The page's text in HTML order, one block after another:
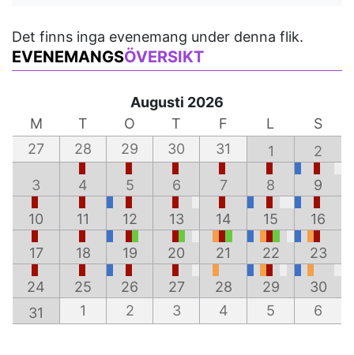
Det finns inga evenemang under denna flik.
EVENEMANGSÖVERSIKT
Augusti 2026
M
T O T F L
S
27
28 29 30 31 1 2
3 4 5 6 7 8 9
10 11 12 13 14 15 16
17 18 19 20 21 22 23
24 25 26 27 28 29
30
31
1 2 3 4 5 6